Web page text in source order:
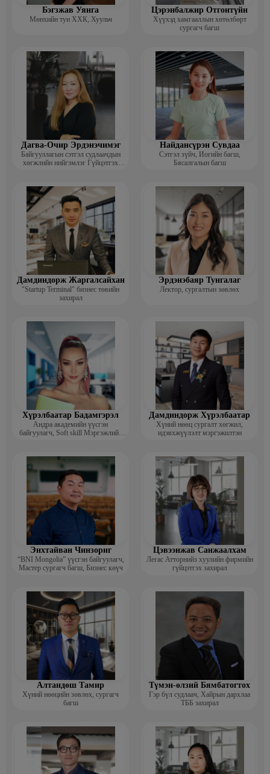
Бэгзжав Уянга
Мөнхийн тун ХХК, Хуульч
Цэрэнбалжир Отгонтүйн
Хүүхэд хамгааллын хөтөлбөрт
сургагч багш
Дагва-Очир Эрдэнэчимэг
Байгууллагын сэтгэл судлаачдын
хөгжлийн нийгэмлэг Гүйцэтгэх
Найдансүрэн Сувдаа
Сэтгэл зүйч, Иогийн багш,
Бясалгалын багш
Дамдиндорж Жаргалсайхан
"Startup Terminal" бизнес төвийн
захирал
Эрдэнэбаяр Тунгалаг
Лектор, сургалтын зөвлөх
Хүрэлбаатар Бадамгэрэл
Андра академийн үүсгэн
байгуулагч, Soft skill Мэргэжлийн
Дамдиндорж Хүрэлбаатар
Хүний нөөц сургалт хөгжил,
идэвхжүүлэлт мэргэжилтэн
Энхтайван Чинзориг
“BNI Mongolia” үүсгэн байгуулагч,
Мастер сургагч багш, Бизнес көүч
Цэвээнжав Санжаалхам
Легас Атторнийз хуулийн фирмийн
гүйцэтгэх захирал
Алтандөш Тамир
Хүний нөөцийн зөвлөх, сургагч
багш
Түмэн-өлзий Бямбатогтох
Гэр бүл судлаач, Хайрын дархлаа
ТББ захирал